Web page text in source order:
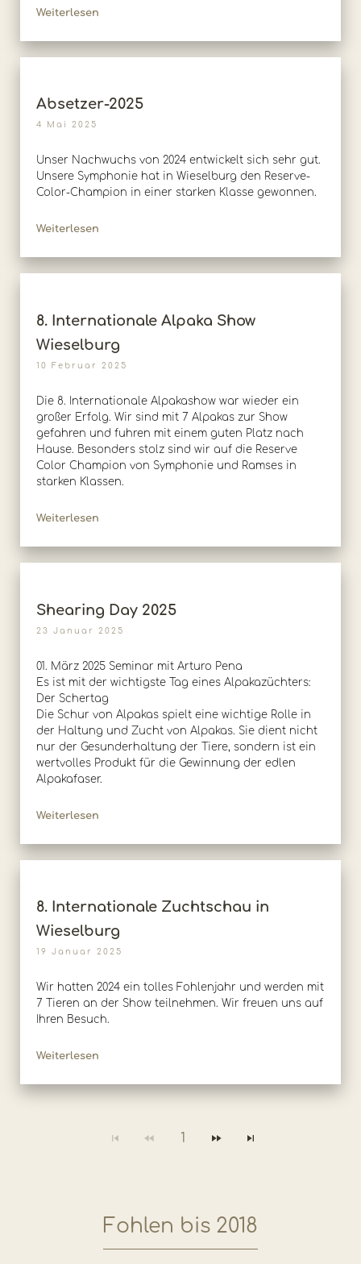
Weiterlesen
Absetzer-2025
4 Mai 2025
Unser Nachwuchs von 2024 entwickelt sich sehr gut.
Unsere Symphonie hat in Wieselburg den Reserve-
Color-Champion in einer starken Klasse gewonnen.
Weiterlesen
8. Internationale Alpaka Show
Wieselburg
10 Februar 2025
Die 8. Internationale Alpakashow war wieder ein
großer Erfolg. Wir sind mit 7 Alpakas zur Show
gefahren und fuhren mit einem guten Platz nach
Hause. Besonders stolz sind wir auf die Reserve
Color Champion von Symphonie und Ramses in
starken Klassen.
Weiterlesen
Shearing Day 2025
23 Januar 2025
01. März 2025 Seminar mit Arturo Pena
Es ist mit der wichtigste Tag eines Alpakazüchters:
Der Schertag
Die Schur von Alpakas spielt eine wichtige Rolle in
der Haltung und Zucht von Alpakas. Sie dient nicht
nur der Gesunderhaltung der Tiere, sondern ist ein
wertvolles Produkt für die Gewinnung der edlen
Alpakafaser.
Weiterlesen
8. Internationale Zuchtschau in
Wieselburg
19 Januar 2025
Wir hatten 2024 ein tolles Fohlenjahr und werden mit
7 Tieren an der Show teilnehmen. Wir freuen uns auf
Ihren Besuch.
Weiterlesen
1
Fohlen bis 2018